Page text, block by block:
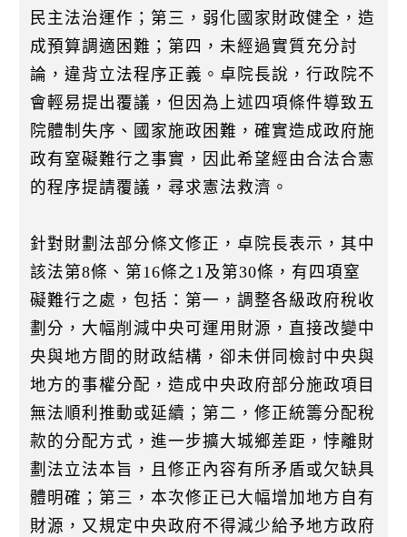
民主法治運作；第三，弱化國家財政健全，造
成預算調適困難；第四，未經過實質充分討
論，違背立法程序正義。卓院長說，行政院不
會輕易提出覆議，但因為上述四項條件導致五
院體制失序、國家施政困難，確實造成政府施
政有窒礙難行之事實，因此希望經由合法合憲
的程序提請覆議，尋求憲法救濟。
針對財劃法部分條文修正，卓院長表示，其中
該法第8條、第16條之1及第30條，有四項窒
礙難行之處，包括：第一，調整各級政府稅收
劃分，大幅削減中央可運用財源，直接改變中
央與地方間的財政結構，卻未併同檢討中央與
地方的事權分配，造成中央政府部分施政項目
無法順利推動或延續；第二，修正統籌分配稅
款的分配方式，進一步擴大城鄉差距，悖離財
劃法立法本旨，且修正內容有所矛盾或欠缺具
體明確；第三，本次修正已大幅增加地方自有
財源，又規定中央政府不得減少給予地方政府